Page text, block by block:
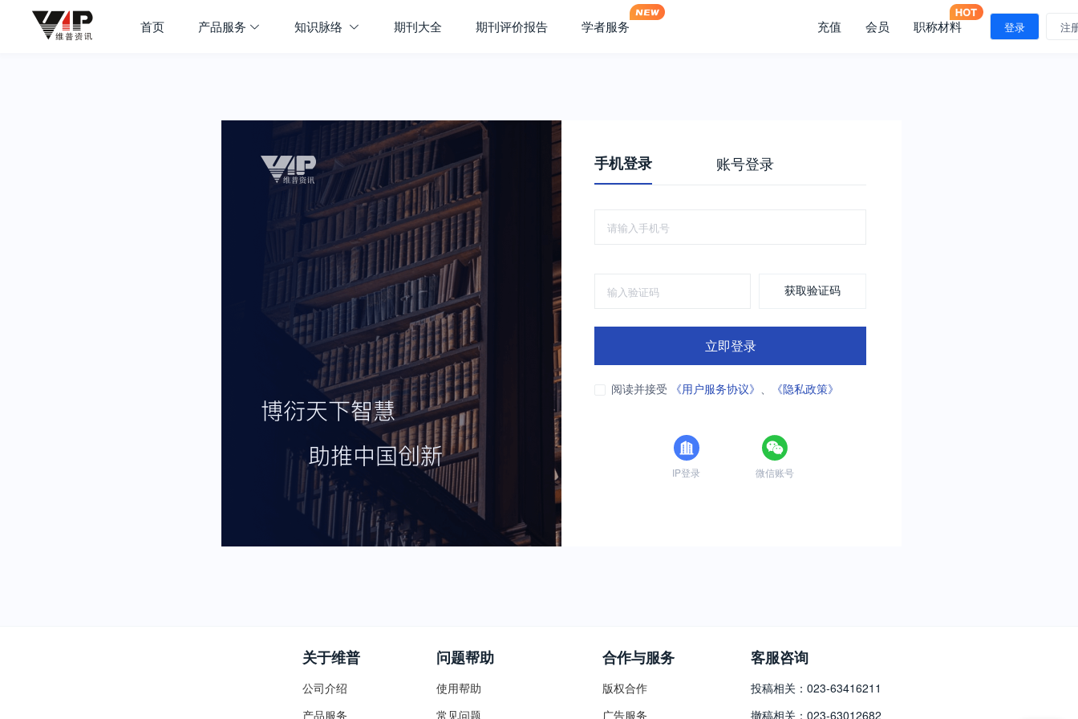
首页 产品服务 知识脉络 期刊大全 期刊评价报告 学者服务 充值 会员 职称材料 登录 注
手机登录 账号登录
获取验证码
立即登录
阅读并接受 《用户服务协议》 、 《隐私政策》
IP登录 微信账号
关于维普
公司介绍
产品服务
问题帮助
使用帮助
常见问题
合作与服务
版权合作
广告服务
客服咨询
投稿相关：023-63416211
撤稿相关：023-63012682